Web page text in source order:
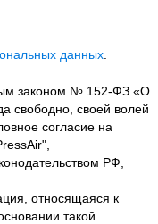
данных
законом № 152-ФЗ «О
свободно, своей волей
согласие на
РФ,
относящаяся к
такой